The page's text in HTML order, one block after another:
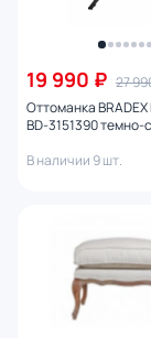
19 990 ₽ 27
Оттоманка BRADEX
BD-3151390 темно-
В наличии 9 шт.